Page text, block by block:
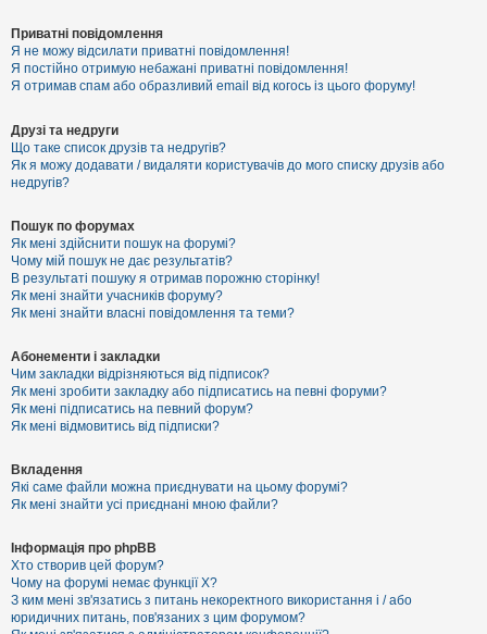
Приватні повідомлення
Я не можу відсилати приватні повідомлення!
Я постійно отримую небажані приватні повідомлення!
Я отримав спам або образливий email від когось із цього форуму!
Друзі та недруги
Що таке список друзів та недругів?
Як я можу додавати / видаляти користувачів до мого списку друзів або
недругів?
Пошук по форумах
Як мені здійснити пошук на форумі?
Чому мій пошук не дає результатів?
В результаті пошуку я отримав порожню сторінку!
Як мені знайти учасників форуму?
Як мені знайти власні повідомлення та теми?
Абонементи і закладки
Чим закладки відрізняються від підписок?
Як мені зробити закладку або підписатись на певні форуми?
Як мені підписатись на певний форум?
Як мені відмовитись від підписки?
Вкладення
Які саме файли можна приєднувати на цьому форумі?
Як мені знайти усі приєднані мною файли?
Інформація про phpBB
Хто створив цей форум?
Чому на форумі немає функції X?
З ким мені зв'язатись з питань некоректного використання і / або
юридичних питань, пов'язаних з цим форумом?